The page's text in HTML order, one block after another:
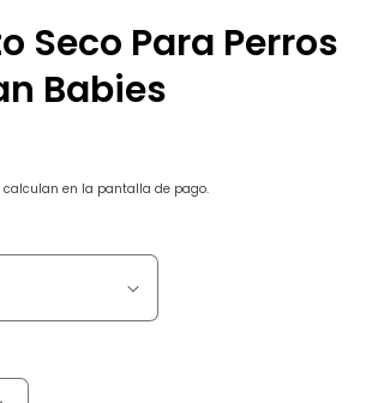
Seco Para Perros
Babies
calculan en la pantalla de pago.